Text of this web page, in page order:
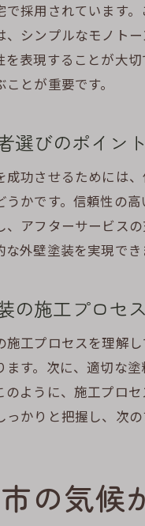
で採用されています
、シンプルなモノト
を表現することが大
とが重要です。
選びのポイン
成功させるためには
うかです。信頼性の
、アフターサービス
外壁塗装を実現でき
の施工プロセ
施工プロセスを理解
ます。次に、適切な
のように、施工プロ
っかりと把握し、次
の気候